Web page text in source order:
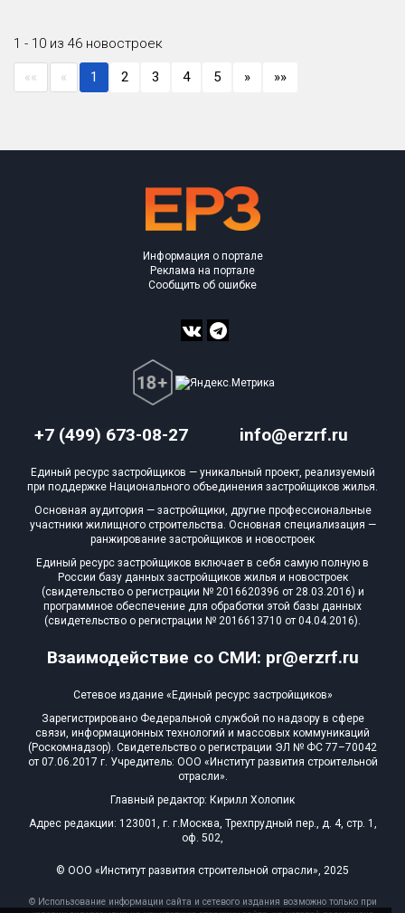
1 - 10 из 46 новостроек
«« « 1 2 3 4 5 » »»
+7 (499) 673-08-27 info@erzrf.ru
Взаимодействие со СМИ: pr@erzrf.ru
Информация о портале
Реклама на портале
Сообщить об ошибке
Единый ресурс застройщиков — уникальный проект, реализуемый
при поддержке Национального объединения застройщиков жилья.
Основная аудитория — застройщики, другие профессиональные
участники жилищного строительства. Основная специализация —
ранжирование застройщиков и новостроек
Единый ресурс застройщиков включает в себя самую полную в
России базу данных застройщиков жилья и новостроек
(свидетельство о регистрации № 2016620396 от 28.03.2016) и
программное обеспечение для обработки этой базы данных
(свидетельство о регистрации № 2016613710 от 04.04.2016).
Сетевое издание «Единый ресурс застройщиков»
Зарегистрировано Федеральной службой по надзору в сфере
связи, информационных технологий и массовых коммуникаций
(Роскомнадзор). Свидетельство о регистрации ЭЛ № ФС 77–70042
от 07.06.2017 г. Учредитель: ООО «Институт развития строительной
отрасли».
Главный редактор: Кирилл Холопик
Адрес редакции: 123001, г. г.Москва, Трехпрудный пер., д. 4, стр. 1,
оф. 502,
© ООО «Институт развития строительной отрасли», 2025
© Использование информации сайта и сетевого издания возможно только при